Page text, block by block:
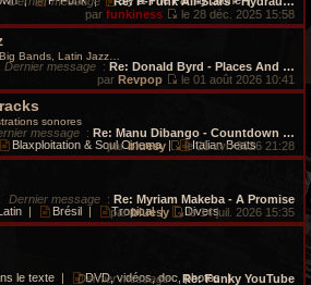
s
s
e
i
e
e
s
s
e
e
d
n
e
e
s
s
e
par funkiness
V
r
e
r
n
i
m
e
s
e
le 28 déc. 2025 15:58
Bands, Latin Jazz…
Dernier message : Re: Donald Byrd - Places And …
par Revpop
V
r
l
e
r
n
i
e
le 01 août 2026 10:41
sonores
Blaxploitation & Soul Cinema | Italian Beats
message : Re: Manu Dibango - Countdown …
parbluesy
V
r
l
e
n
le 21 avr. 2026 21:28
| Brésil | Tropical | Divers
Dernier message : Re: Myriam Makeba - A Promise
parbluesy
V
l
le 14 juil. 2026 15:35
le texte | DVD, vidéos, doc, photos |
Dernier message:Re: Funky YouTube